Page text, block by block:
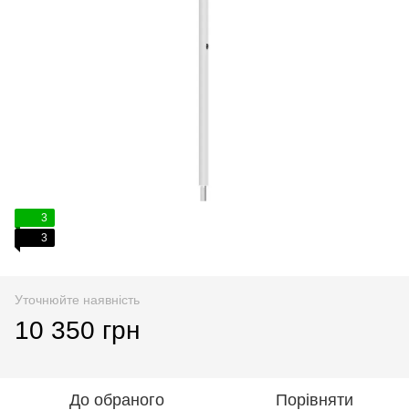
3
3
Уточнюйте наявність
10 350 грн
До обраного Порівняти